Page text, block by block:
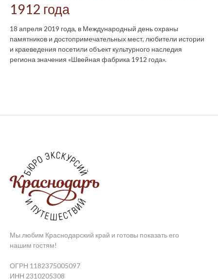
1912 года
18 апреля 2019 года, в Международный день охраны
памятников и достопримечательных мест, любители истории
и краеведения посетили объект культурного наследия
региона значения «Швейная фабрика 1912 года».
Мы любим Краснодарский край и готовы показать его
нашим гостям!
ОГРН 1182375005097
ИНН 2310205308